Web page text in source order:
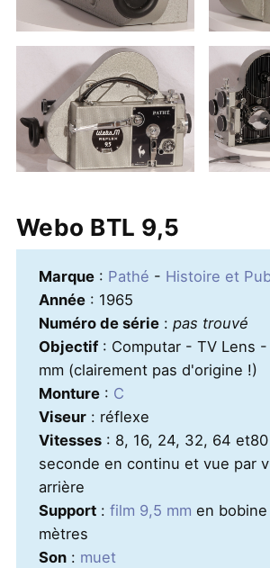
Webo BTL 9,5
Marque: Pathé - Histoire et
Année: 1965
Numéro de série: pas trouvé
Objectif: Computar - TV Lens -
mm (clairement pas d'origine !)
Monture: C
Viseur: réflexe
Vitesses: 8, 16, 24, 32, 64 et80
seconde en continu et vue par
arrière
Support: film 9,5 mm en
mètres
Son: muet